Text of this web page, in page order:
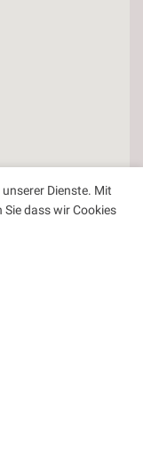
Dienste. Mit
Sie dass wir Cookies